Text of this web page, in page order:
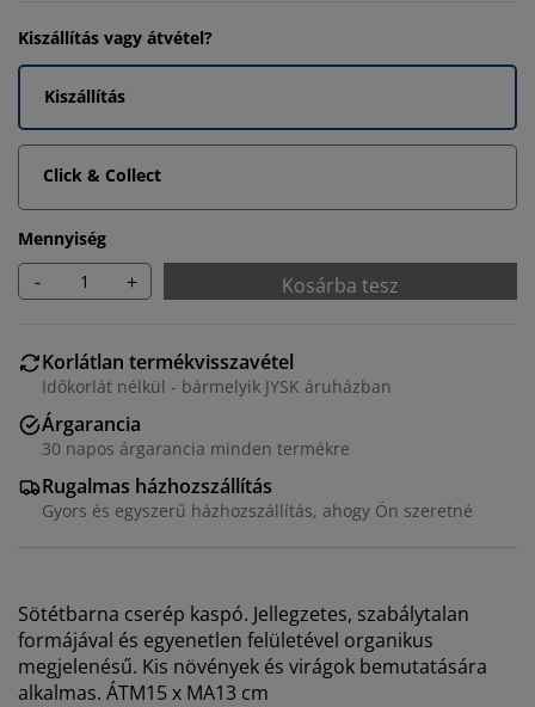
Kiszállítás vagy átvétel?
Kiszállítás
Click & Collect
Mennyiség
- + Kosárba tesz
Korlátlan termékvisszavétel
Időkorlát nélkül - bármelyik JYSK áruházban
Árgarancia
30 napos árgarancia minden termékre
Rugalmas házhozszállítás
Gyors és egyszerű házhozszállítás, ahogy Ön szeretné
Sötétbarna cserép kaspó. Jellegzetes, szabálytalan
formájával és egyenetlen felületével organikus
megjelenésű. Kis növények és virágok bemutatására
alkalmas. ÁTM15 x MA13 cm